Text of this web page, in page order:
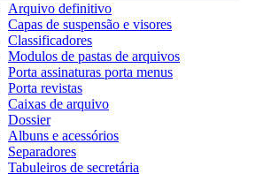
Arquivo definitivo
Capas de suspensão e visores
Classificadores
Modulos de pastas de arquivos
Porta assinaturas porta menus
Porta revistas
Caixas de arquivo
Dossier
Albuns e acessórios
Separadores
Tabuleiros de secretária